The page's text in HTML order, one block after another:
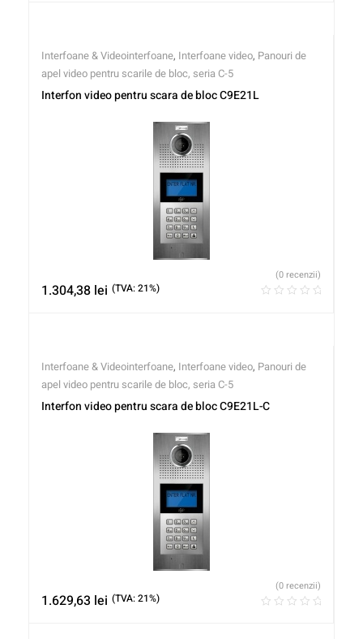
Interfoane & Videointerfoane, Interfoane video, Panouri de
apel video pentru scarile de bloc, seria C-5
Interfon video pentru scara de bloc C9E21L
1.304,38 lei (TVA: 21%)
(0 recenzii)
Interfoane & Videointerfoane, Interfoane video, Panouri de
apel video pentru scarile de bloc, seria C-5
Interfon video pentru scara de bloc C9E21L-C
1.629,63 lei (TVA: 21%)
(0 recenzii)